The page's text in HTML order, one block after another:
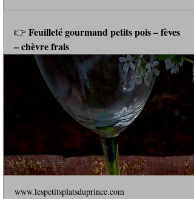
👉 Feuilleté gourmand petits pois – fèves
– chèvre frais
www.lespetitsplatsduprince.com